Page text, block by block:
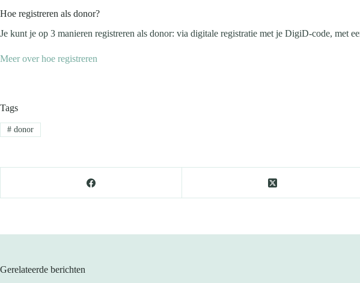
Hoe registreren als donor?
Je kunt je op 3 manieren registreren als donor: via digitale registratie met je DigiD-code, met
Meer over hoe registreren
Tags
#donor
Gerelateerde berichten